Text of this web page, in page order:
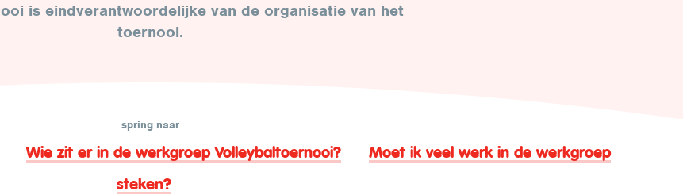
is eindverantwoordelijke van de organisatie van het
toernooi.
spring naar
Wie zit er in de werkgroep Volleybaltoernooi?
Moet ik veel werk in de werkgroep
steken?